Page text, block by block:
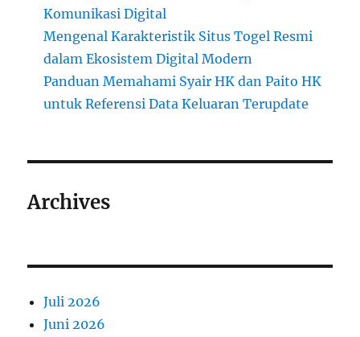
Komunikasi Digital
Mengenal Karakteristik Situs Togel Resmi
dalam Ekosistem Digital Modern
Panduan Memahami Syair HK dan Paito HK
untuk Referensi Data Keluaran Terupdate
Archives
Juli 2026
Juni 2026